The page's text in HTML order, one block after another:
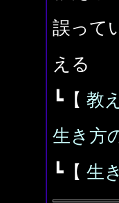
誤って
える
┗【 教
生き方
┗【 生